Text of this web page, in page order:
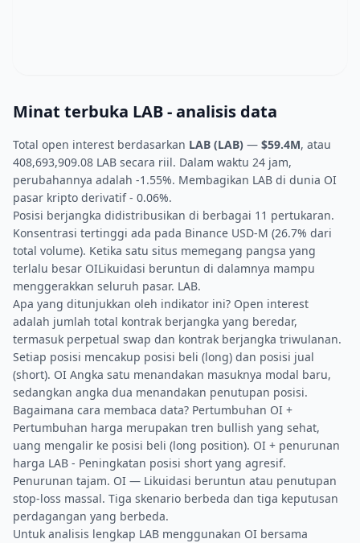
Minat terbuka LAB - analisis data
Total open interest berdasarkan LAB (LAB) — $59.4M, atau
408,693,909.08 LAB secara riil. Dalam waktu 24 jam,
perubahannya adalah -1.55%. Membagikan LAB di dunia OI
pasar kripto derivatif - 0.06%.
Posisi berjangka didistribusikan di berbagai 11 pertukaran.
Konsentrasi tertinggi ada pada Binance USD-M (26.7% dari
total volume). Ketika satu situs memegang pangsa yang
terlalu besar OILikuidasi beruntun di dalamnya mampu
menggerakkan seluruh pasar. LAB.
Apa yang ditunjukkan oleh indikator ini? Open interest
adalah jumlah total kontrak berjangka yang beredar,
termasuk perpetual swap dan kontrak berjangka triwulanan.
Setiap posisi mencakup posisi beli (long) dan posisi jual
(short). OI Angka satu menandakan masuknya modal baru,
sedangkan angka dua menandakan penutupan posisi.
Bagaimana cara membaca data? Pertumbuhan OI +
Pertumbuhan harga merupakan tren bullish yang sehat,
uang mengalir ke posisi beli (long position). OI + penurunan
harga LAB - Peningkatan posisi short yang agresif.
Penurunan tajam. OI — Likuidasi beruntun atau penutupan
stop-loss massal. Tiga skenario berbeda dan tiga keputusan
perdagangan yang berbeda.
Untuk analisis lengkap LAB menggunakan OI bersama